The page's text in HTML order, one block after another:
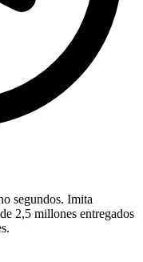
segundos. Imita
2,5 millones entregados